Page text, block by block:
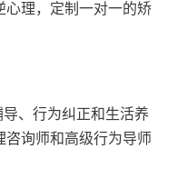
心理，定制一对一的矫
、行为纠正和生活养
咨询师和高级行为导师